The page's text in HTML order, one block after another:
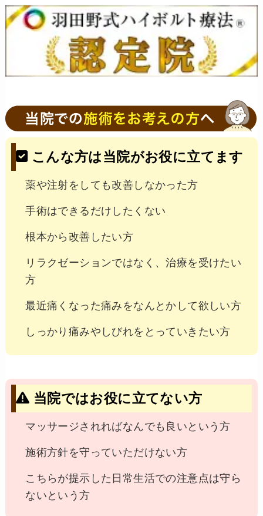
こんな方は当院がお役に立てます
薬や注射をしても改善しなかった方
手術はできるだけしたくない
根本から改善したい方
リラクゼーションではなく、治療を受けたい
方
最近痛くなった痛みをなんとかして欲しい方
しっかり痛みやしびれをとっていきたい方
当院ではお役に立てない方
マッサージされればなんでも良いという方
施術方針を守っていただけない方
こちらが提示した日常生活での注意点は守ら
ないという方